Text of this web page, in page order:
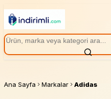
Ana Sayfa Markalar Adidas